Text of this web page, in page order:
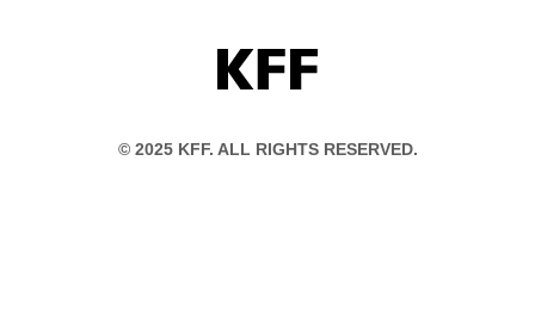
KFF
© 2025 KFF. ALL RIGHTS RESERVED.